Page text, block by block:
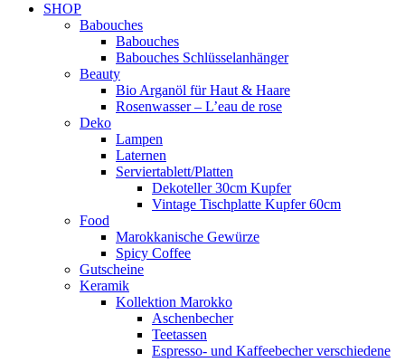
SHOP
Babouches
Babouches
Babouches Schlüsselanhänger
Beauty
Bio Arganöl für Haut & Haare
Rosenwasser – L’eau de rose
Deko
Lampen
Laternen
Serviertablett/Platten
Dekoteller 30cm Kupfer
Vintage Tischplatte Kupfer 60cm
Food
Marokkanische Gewürze
Spicy Coffee
Gutscheine
Keramik
Kollektion Marokko
Aschenbecher
Teetassen
Espresso- und Kaffeebecher verschiedene